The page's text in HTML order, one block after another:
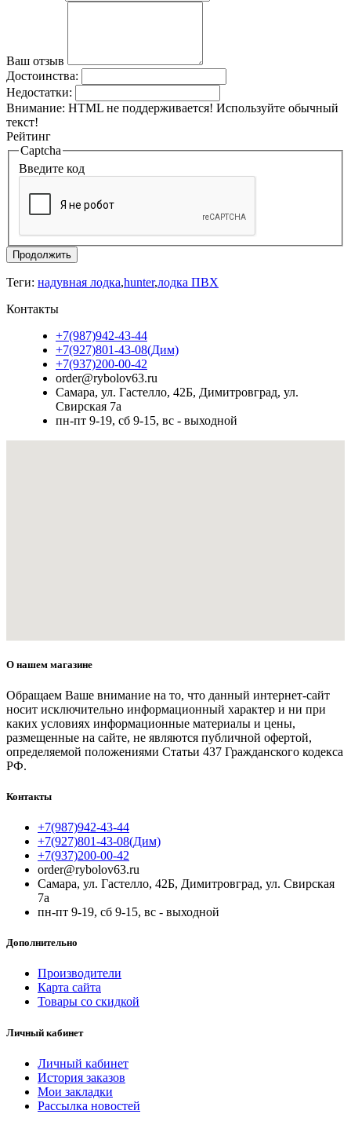
Ваш отзыв
Достоинства:
Недостатки:
Внимание: HTML не поддерживается! Используйте обычный
текст!
Рейтинг
Captcha
Введите код
Продолжить
Теги: надувная лодка,hunter,лодка ПВХ
Контакты
+7(987)942-43-44
+7(927)801-43-08(Дим)
+7(937)200-00-42
order@rybolov63.ru
Самара, ул. Гастелло, 42Б, Димитровград, ул.
Свирская 7а
пн-пт 9-19, сб 9-15, вс - выходной
О нашем магазине
Обращаем Ваше внимание на то, что данный интернет-сайт
носит исключительно информационный характер и ни при
каких условиях информационные материалы и цены,
размещенные на сайте, не являются публичной офертой,
определяемой положениями Статьи 437 Гражданского кодекса
РФ.
Контакты
+7(987)942-43-44
+7(927)801-43-08(Дим)
+7(937)200-00-42
order@rybolov63.ru
Самара, ул. Гастелло, 42Б, Димитровград, ул. Свирская
7а
пн-пт 9-19, сб 9-15, вс - выходной
Дополнительно
Производители
Карта сайта
Товары со скидкой
Личный кабинет
Личный кабинет
История заказов
Мои закладки
Рассылка новостей